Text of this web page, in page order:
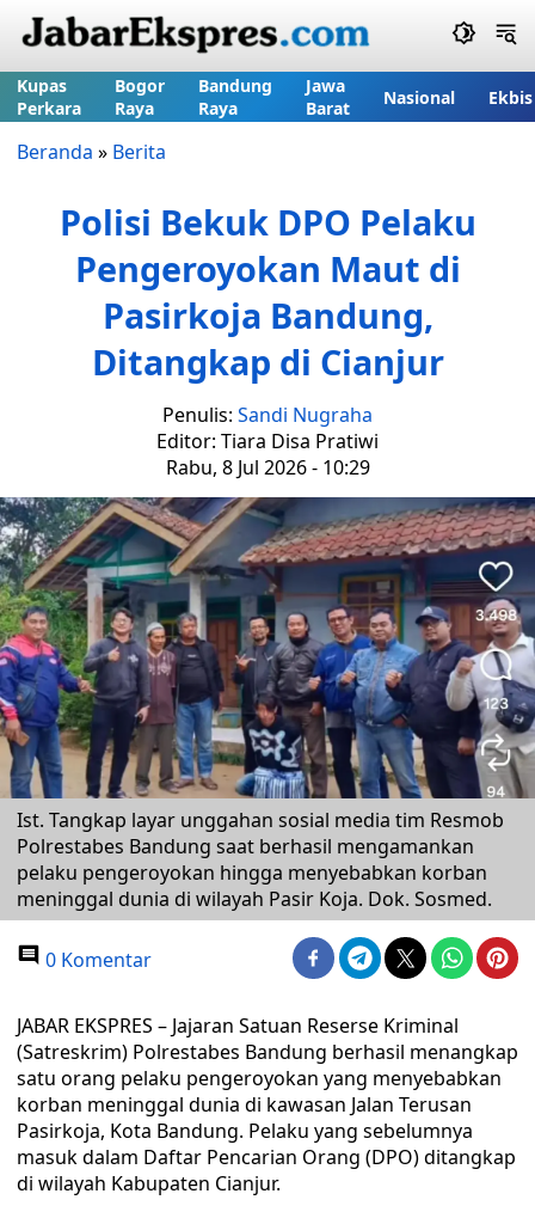
Kupas
Perkara
Bogor
Raya
Bandung
Raya
Jawa
Barat
Nasional Ekbis
Beranda » Berita
Polisi Bekuk DPO Pelaku
Pengeroyokan Maut di
Pasirkoja Bandung,
Ditangkap di Cianjur
Penulis: Sandi Nugraha
Editor: Tiara Disa Pratiwi
Rabu, 8 Jul 2026 - 10:29
Ist. Tangkap layar unggahan sosial media tim Resmob
Polrestabes Bandung saat berhasil mengamankan
pelaku pengeroyokan hingga menyebabkan korban
meninggal dunia di wilayah Pasir Koja. Dok. Sosmed.
0 Komentar
JABAR EKSPRES – Jajaran Satuan Reserse Kriminal
(Satreskrim) Polrestabes Bandung berhasil menangkap
satu orang pelaku pengeroyokan yang menyebabkan
korban meninggal dunia di kawasan Jalan Terusan
Pasirkoja, Kota Bandung. Pelaku yang sebelumnya
masuk dalam Daftar Pencarian Orang (DPO) ditangkap
di wilayah Kabupaten Cianjur.